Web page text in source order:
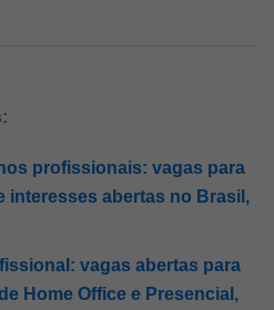
profissionais: vagas para
interesses abertas no Brasil,
vagas abertas para
Home Office e Presencial,